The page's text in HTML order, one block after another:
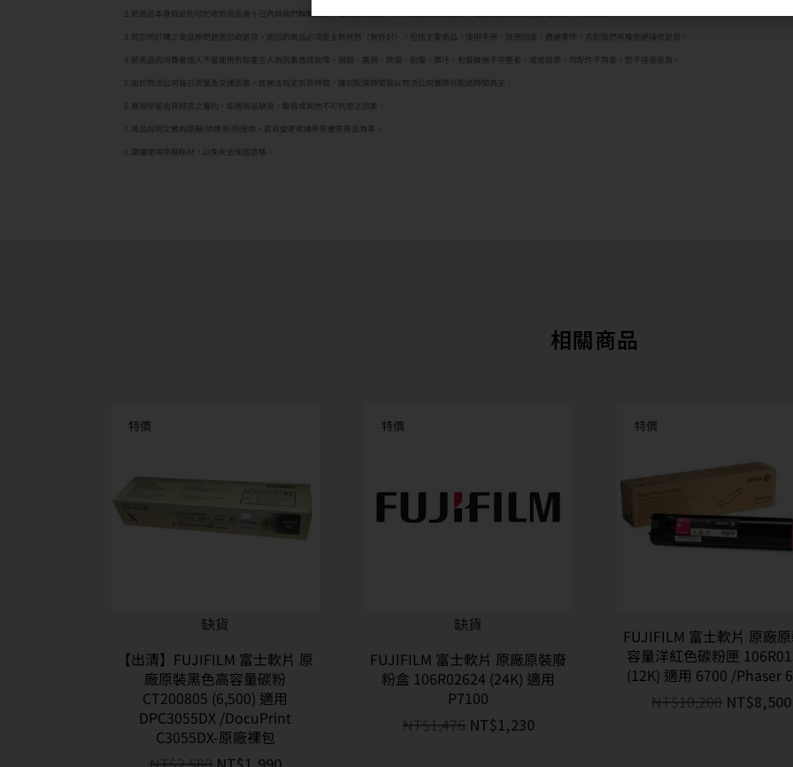
2.若商品本身瑕疵則可於收到貨品後十日內與我們聯繫換貨。從商品收訖起十天內為退換貨保證期，若超過此期間視同驗收完成不得退換貨。
3.若您所訂購之商品無問題而您欲退貨，退回的商品必須是全新狀態（無拆封），包括主要商品、使用手冊、註冊回函、週邊零件，否則我們有權拒絕接收退貨。
4.若商品因消費者個人不當使用拆卸產生人為因素造成故障、損毀、磨損、擦傷、刮傷、髒汙、包裝破損不完整者，或是發票、附配件不齊者，恕不接受退貨。
5.由於物流公司每日貨量及交通因素，故無法指定到貨時間，確切配達時間皆以物流公司實際可配送時間為主。
6.廠商保留出貨與否之權利，如遇商品缺貨、斷貨或其他不可抗拒之因素。
7.商品說明文案為原廠(供應商)所提供，若有變更敬請參照實際商品為準。
8.建議使用原廠耗材，以免失去保固資格。
相關商品
特價
缺貨
【出清】FUJIFILM 富士軟片 原
廠原裝黑色高容量碳粉
CT200805 (6,500) 適用
DPC3055DX /DocuPrint
C3055DX-原廠裸包
特價
缺貨
FUJIFILM 富士軟片 原廠原裝廢
粉盒 106R02624 (24K) 適用
P7100
NT$ 1,476 NT$1,230
特價
FUJIFILM 富士軟片 原廠
容量洋紅色碳粉匣
(12K) 適用 6700 /Phaser
NT$ 10,200 NT$8,500